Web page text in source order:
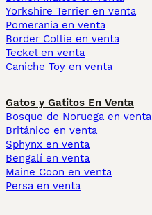
Yorkshire Terrier en venta
Pomerania en venta
Border Collie en venta
Teckel en venta
Caniche Toy en venta
Gatos y Gatitos En Venta
Bosque de Noruega en venta
Británico en venta
Sphynx en venta
Bengalí en venta
Maine Coon en venta
Persa en venta